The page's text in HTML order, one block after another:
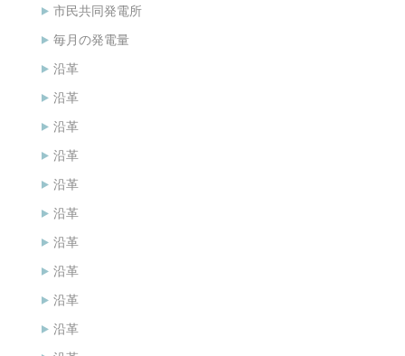
市民共同発電所
毎月の発電量
沿革
沿革
沿革
沿革
沿革
沿革
沿革
沿革
沿革
沿革